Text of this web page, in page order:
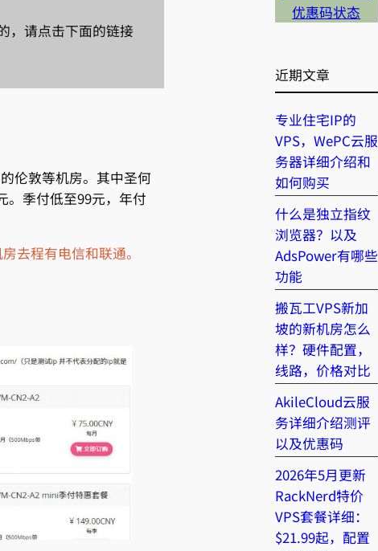
，请点击下面的链接
伦敦等机房。其中圣何
。季付低至99元，年付
去程有电信和联通。
优惠码状态
近期文章
专业住宅IP的
VPS，WePC云服
务器详细介绍和
如何购买
什么是独立指纹
浏览器？以及
AdsPower有哪些
功能
搬瓦工VPS新加
坡的新机房怎么
样？硬件配置，
线路，价格对比
AkileCloud云服
务详细介绍测评
以及优惠码
2026年5月更新
RackNerd特价
VPS套餐详细：
$21.99起，配置